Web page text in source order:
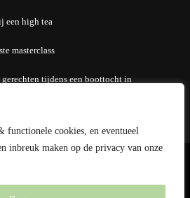
functionele cookies, en eventueel
inbreuk maken op de privacy van onze
een high tea
masterclass
tijdens een boottocht in